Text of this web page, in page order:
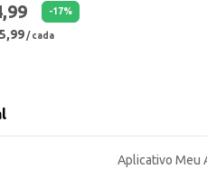
-17%
/ cada
Aplicativo Meu